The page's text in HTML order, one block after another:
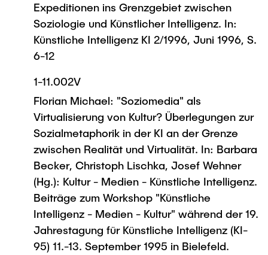
Expeditionen ins Grenzgebiet zwischen
Soziologie und Künstlicher Intelligenz. In:
Künstliche Intelligenz KI 2/1996, Juni 1996, S.
6-12
1-11.002V
Florian Michael: "Soziomedia" als
Virtualisierung von Kultur? Überlegungen zur
Sozialmetaphorik in der KI an der Grenze
zwischen Realität und Virtualität. In: Barbara
Becker, Christoph Lischka, Josef Wehner
(Hg.): Kultur - Medien - Künstliche Intelligenz.
Beiträge zum Workshop "Künstliche
Intelligenz - Medien - Kultur" während der 19.
Jahrestagung für Künstliche Intelligenz (KI-
95) 11.-13. September 1995 in Bielefeld.